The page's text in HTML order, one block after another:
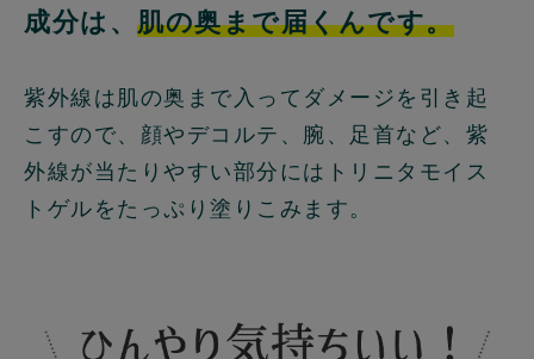
成分は、 肌の奥まで届くんです。
紫外線は肌の奥まで入ってダメージを引き起
こすので、顔やデコルテ、腕、足首など、紫
外線が当たりやすい部分にはトリニタモイス
トゲルをたっぷり塗りこみます。